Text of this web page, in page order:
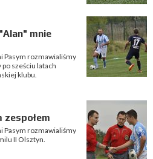
mnie
Pasym rozmawialiśmy
sześciu latach
klubu.
zespołem
Pasym rozmawialiśmy
II Olsztyn.